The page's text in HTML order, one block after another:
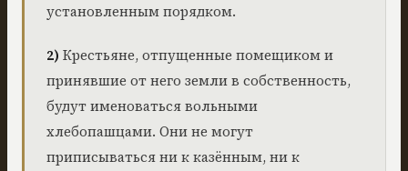
установленным порядком.
2) Крестьяне, отпущенные помещиком и
принявшие от него земли в собственность,
будут именоваться вольными
хлебопашцами. Они не могут
приписываться ни к казённым, ни к